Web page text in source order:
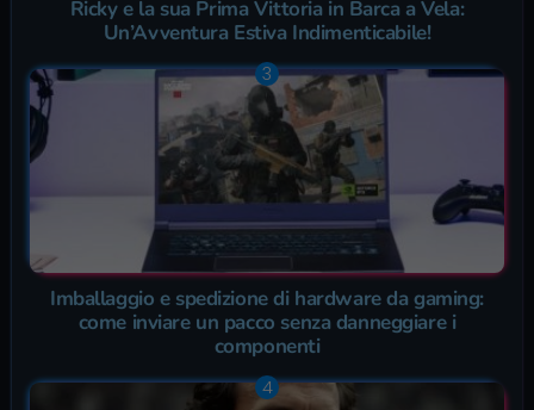
Ricky e la sua Prima Vittoria in Barca a Vela:
Un’Avventura Estiva Indimenticabile!
Imballaggio e spedizione di hardware da gaming:
come inviare un pacco senza danneggiare i
componenti